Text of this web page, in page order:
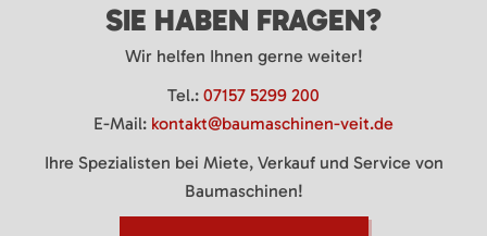
SIE HABEN FRAGEN?
Wir helfen Ihnen gerne weiter!
Tel.: 07157 5299 200
E-Mail: kontakt@baumaschinen-veit.de
Ihre Spezialisten bei Miete, Verkauf und Service von
Baumaschinen!